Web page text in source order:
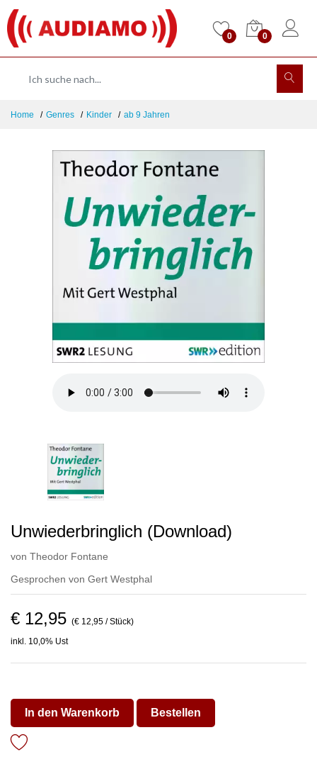
0 0
Home Genres Kinder ab 9 Jahren
Unwiederbringlich (Download)
von Theodor Fontane
Gesprochen von Gert Westphal
€ 12,95 (€ 12,95 / Stück)
inkl. 10,0% Ust
In den Warenkorb Bestellen